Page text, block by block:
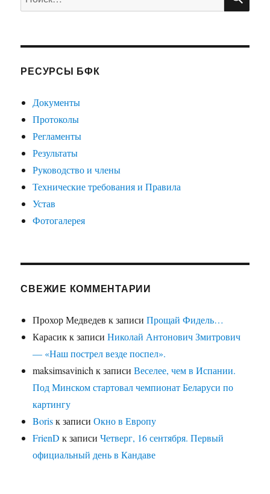
РЕСУРСЫ БФК
Документы
Протоколы
Регламенты
Результаты
Руководство и члены
Технические требования и Правила
Устав
Фотогалерея
СВЕЖИЕ КОММЕНТАРИИ
Прохор Медведев к записиПрощай Фидель…
Карасикк записиНиколай Антонович Змитрович
— «Наш пострел везде поспел».
maksimsavinich к записиВеселее, чем в Испании.
Под Минском стартовал чемпионат Беларуси по
картингу
Borisк записиОкно в Европу
FrienD к записиЧетверг, 16 сентября. Первый
официальный день в Кандаве